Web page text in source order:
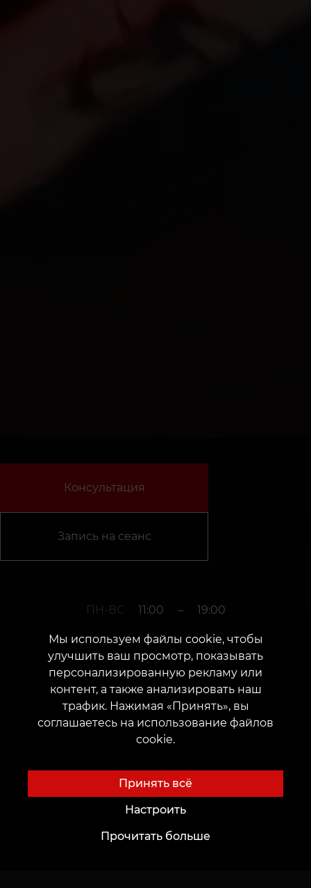
улица Небесной сотни, 5
Дата открытия: 16 мая 2017 г.
Консультация
Запись на сеанс
ПН-ВС 11:00 – 19:00
+380952011108
Мы используем файлы cookie, чтобы
улучшить ваш просмотр, показывать
персонализированную рекламу или
контент, а также анализировать наш
трафик. Нажимая «Принять», вы
соглашаетесь на использование файлов
cookie.
Принять всё
Настроить
Прочитать больше